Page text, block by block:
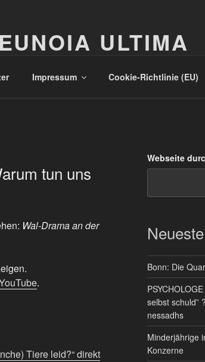
ULTIMA
Impressum Cookie-Richtlinie (EU)
tun uns
Wal-Drama an der
.
Tiere leid?“ direkt
Webseite
Bonn: Die
selbst schuld”
nessadhs
Minderjährige
Konzerne